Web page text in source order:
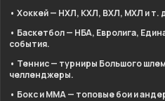
• Хоккей — НХЛ, КХЛ, ВХЛ, МХЛ и т.
• Баскетбол — НБА, Евролига,
события.
• Теннис — турниры Большого
челленджеры.
• Бокс и ММА — топовые бои и